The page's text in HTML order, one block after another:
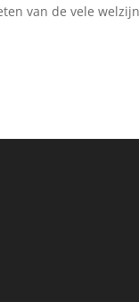
van de vele